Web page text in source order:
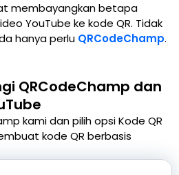
membayangkan betapa
YouTube ke kode QR. Tidak
hanya perlu QRCodeChamp.
QRCodeChamp dan
kami dan pilih opsi Kode QR
kode QR berbasis